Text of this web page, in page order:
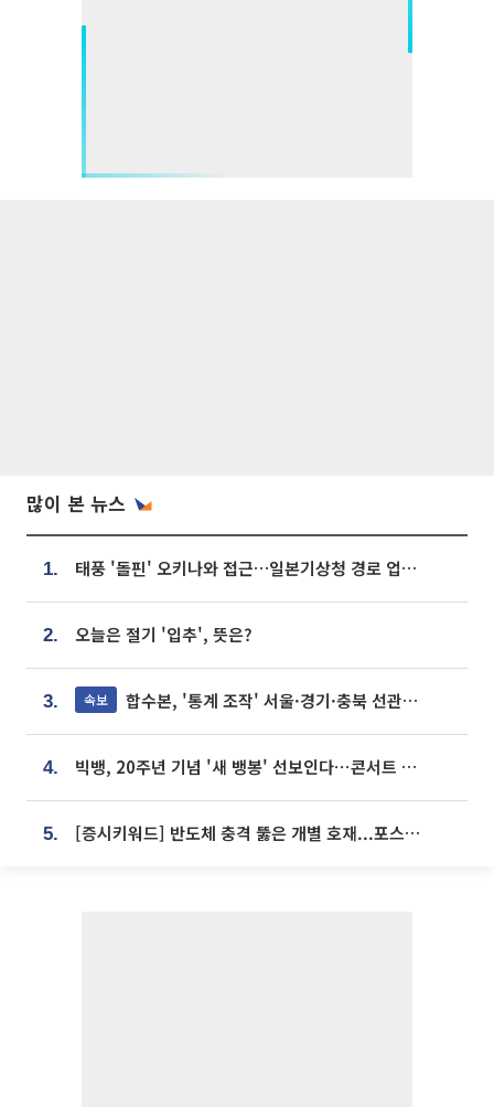
많이 본 뉴스
1. 태풍 '돌핀' 오키나와 접근…일본기상청 경로 업데이트
2. 오늘은 절기 '입추', 뜻은?
3. 속보 합수본, '통계 조작' 서울·경기·충북 선관위 등 추가 압수수색
4. 빅뱅, 20주년 기념 '새 뱅봉' 선보인다⋯콘서트 앞두고 팝업 개최
5. [증시키워드] 반도체 충격 뚫은 개별 호재...포스코퓨처엠·에코프로·한화솔루션 '눈길'